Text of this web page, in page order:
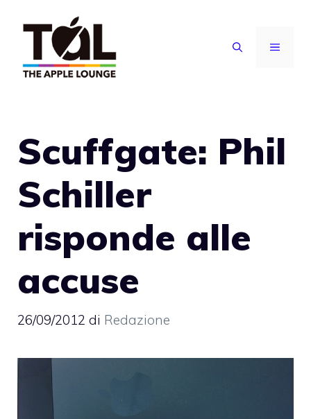
contenuto
MENU
Scuffgate: Phil
Schiller
risponde alle
accuse
26/09/2012 di Redazione